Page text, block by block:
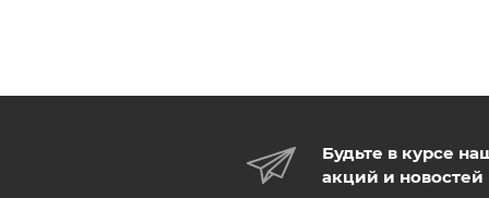
Будьте в курсе
акций и новостей